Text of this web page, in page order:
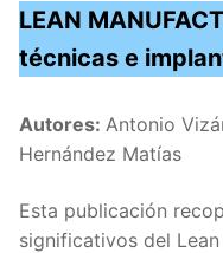
LEAN
técnicas e
Autores: Antonio
Hernández Matías
Esta publicación
significativos del